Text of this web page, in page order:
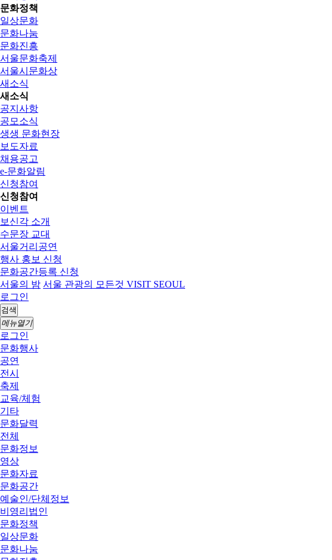
문화정책
일상문화
문화나눔
문화진흥
서울문화축제
서울시문화상
새소식
새소식
공지사항
공모소식
생생 문화현장
보도자료
채용공고
e-문화알림
신청참여
신청참여
이벤트
보신각 소개
수문장 교대
서울거리공연
행사 홍보 신청
문화공간등록 신청
서울의 밤 서울 관광의 모든것 VISIT SEOUL
로그인
검색
메뉴열기
로그인
문화행사
공연
전시
축제
교육/체험
기타
문화달력
전체
문화정보
영상
문화자료
문화공간
예술인/단체정보
비영리법인
문화정책
일상문화
문화나눔